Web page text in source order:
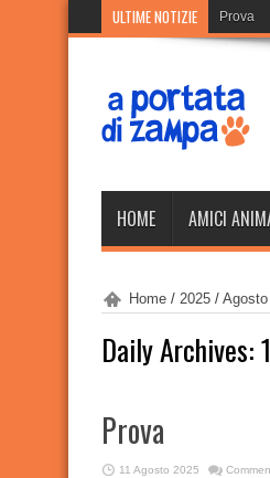
ULTIME NOTIZIE Prova
HOME AMICI
Home / 2025 / Agosto
Daily Archives:
Prova
11 Agosto 2025